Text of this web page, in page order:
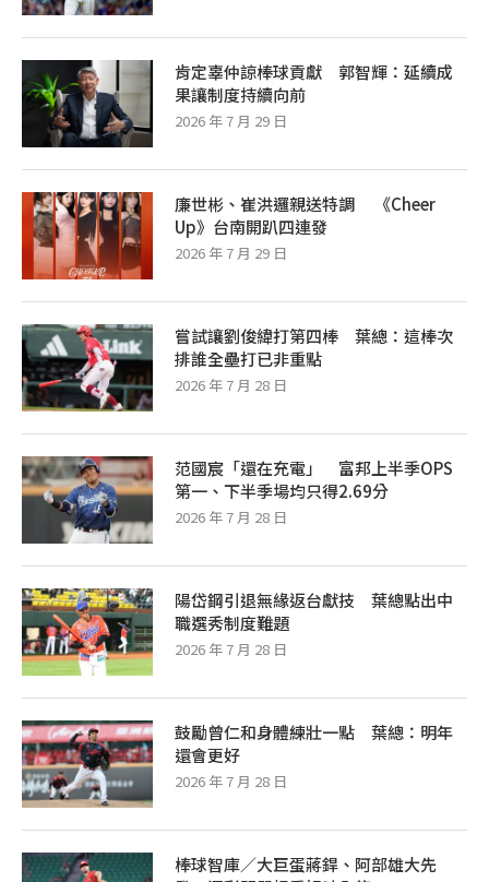
肯定辜仲諒棒球貢獻 郭智輝：延續成
果讓制度持續向前
2026 年 7 月 29 日
廉世彬、崔洪邏親送特調 《Cheer
Up》台南開趴四連發
2026 年 7 月 29 日
嘗試讓劉俊緯打第四棒 葉總：這棒次
排誰全壘打已非重點
2026 年 7 月 28 日
范國宸「還在充電」 富邦上半季OPS
第一、下半季場均只得2.69分
2026 年 7 月 28 日
陽岱鋼引退無緣返台獻技 葉總點出中
職選秀制度難題
2026 年 7 月 28 日
鼓勵曾仁和身體練壯一點 葉總：明年
還會更好
2026 年 7 月 28 日
棒球智庫／大巨蛋蔣銲、阿部雄大先